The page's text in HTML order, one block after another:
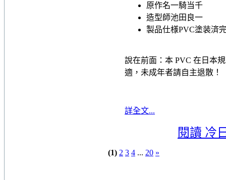
原作名一騎当千
造型師池田良一
製品仕様PVC塗装済
說在前面：本 PVC 在日本
適，未成年者請自主退散！
詳全文...
閱讀 冷
(1) 2 3 4 ... 20 »